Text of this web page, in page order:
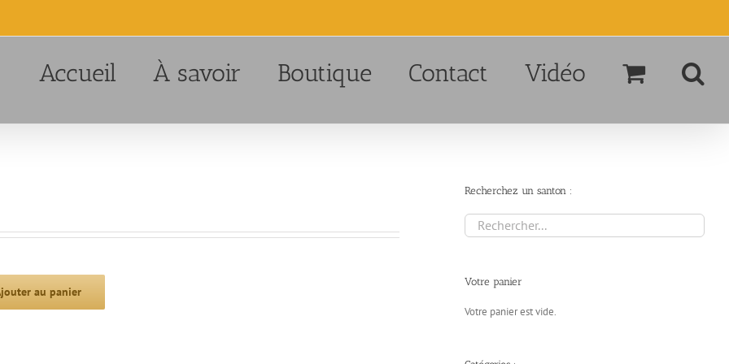
Accueil À savoir Boutique Contact Vidéo
au panier
Recherchez un santon :
Votre panier
Votre panier est vide.